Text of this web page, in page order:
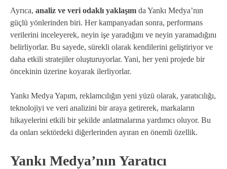
Ayrıca, analiz ve veri odaklı yaklaşım da Yankı Medya’nın
güçlü yönlerinden biri. Her kampanyadan sonra, performans
verilerini inceleyerek, neyin işe yaradığını ve neyin yaramadığını
belirliyorlar. Bu sayede, sürekli olarak kendilerini geliştiriyor ve
daha etkili stratejiler oluşturuyorlar. Yani, her yeni projede bir
öncekinin üzerine koyarak ilerliyorlar.
Yankı Medya Yapım, reklamcılığın yeni yüzü olarak, yaratıcılığı,
teknolojiyi ve veri analizini bir araya getirerek, markaların
hikayelerini etkili bir şekilde anlatmalarına yardımcı oluyor. Bu
da onları sektördeki diğerlerinden ayıran en önemli özellik.
Yankı Medya’nın Yaratıcı